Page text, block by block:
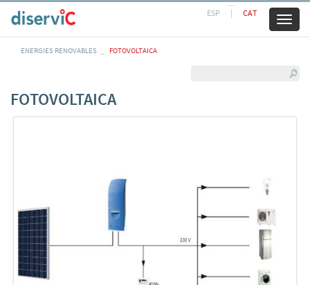
ESP | CAT
ENERGIES RENOVABLES FOTOVOLTAICA
FOTOVOLTAICA